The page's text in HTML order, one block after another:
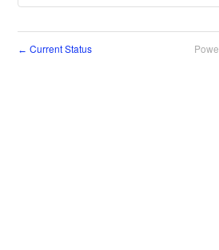
← Current Status